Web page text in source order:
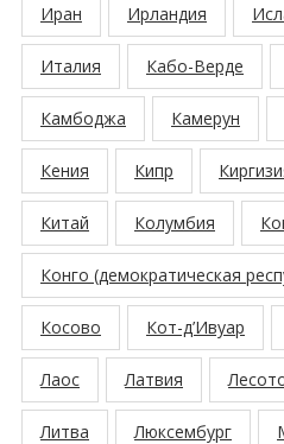
Иран Ирландия
Италия Кабо-Верде
Камбоджа Камерун
Кения Кипр
Китай Колумбия
Конго (демократическая
Косово Кот-д’Ивуар
Лаос Латвия
Литва Люксембург